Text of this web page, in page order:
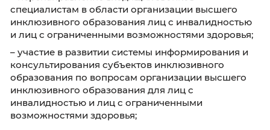
Основные функции Call-центра:
– консультирование и информирование
заинтересованных лиц по вопросам
качества и доступности высшего
инвалидов и лиц с ограниченными
здоровья;
– формирование базы данных входящих